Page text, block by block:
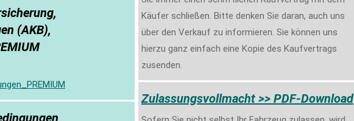
(AKB),
Käufer schließen. Bitte denken Sie daran, auch uns
über den Verkauf zu informieren. Sie können uns
hierzu ganz einfach eine Kopie des Kaufvertrags
zusenden.
Zulassungsvollmacht >> PDF-Download